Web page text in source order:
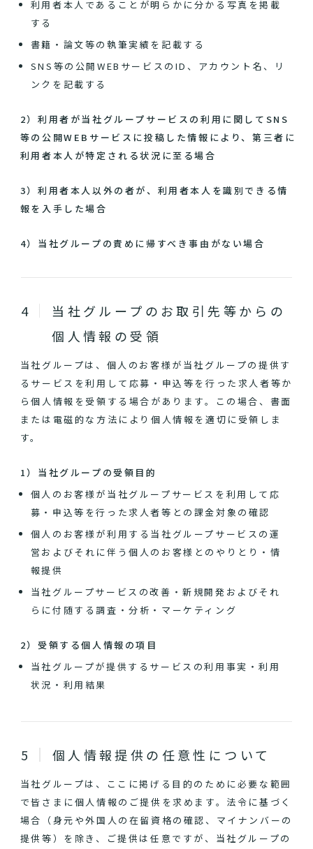
利用者本人であることが明らかに分かる写真を掲載
する
書籍・論文等の執筆実績を記載する
SNS等の公開WEBサービスのID、アカウント名、リ
ンクを記載する
2）利用者が当社グループサービスの利用に関してSNS
等の公開WEBサービスに投稿した情報により、第三者に
利用者本人が特定される状況に至る場合
3）利用者本人以外の者が、利用者本人を識別できる情
報を入手した場合
4）当社グループの責めに帰すべき事由がない場合
当社グループのお取引先等からの
個人情報の受領
当社グループは、個人のお客様が当社グループの提供す
るサービスを利用して応募・申込等を行った求人者等か
ら個人情報を受領する場合があります。この場合、書面
または電磁的な方法により個人情報を適切に受領しま
す。
1）当社グループの受領目的
個人のお客様が当社グループサービスを利用して応
募・申込等を行った求人者等との課金対象の確認
個人のお客様が利用する当社グループサービスの運
営およびそれに伴う個人のお客様とのやりとり・情
報提供
当社グループサービスの改善・新規開発およびそれ
らに付随する調査・分析・マーケティング
2）受領する個人情報の項目
当社グループが提供するサービスの利用事実・利用
状況・利用結果
個人情報提供の任意性について
当社グループは、ここに掲げる目的のために必要な範囲
で皆さまに個人情報のご提供を求めます。法令に基づく
場合（身元や外国人の在留資格の確認、マイナンバーの
提供等）を除き、ご提供は任意ですが、当社グループの